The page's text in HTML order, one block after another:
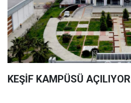
KEŞİF KAMPÜSÜ AÇILIYOR